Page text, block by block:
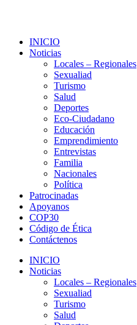
INICIO
Noticias
Locales – Regionales
Sexualiad
Turismo
Salud
Deportes
Eco-Ciudadano
Educación
Emprendimiento
Entrevistas
Familia
Nacionales
Política
Patrocinadas
Apoyanos
COP30
Código de Ética
Contáctenos
INICIO
Noticias
Locales – Regionales
Sexualiad
Turismo
Salud